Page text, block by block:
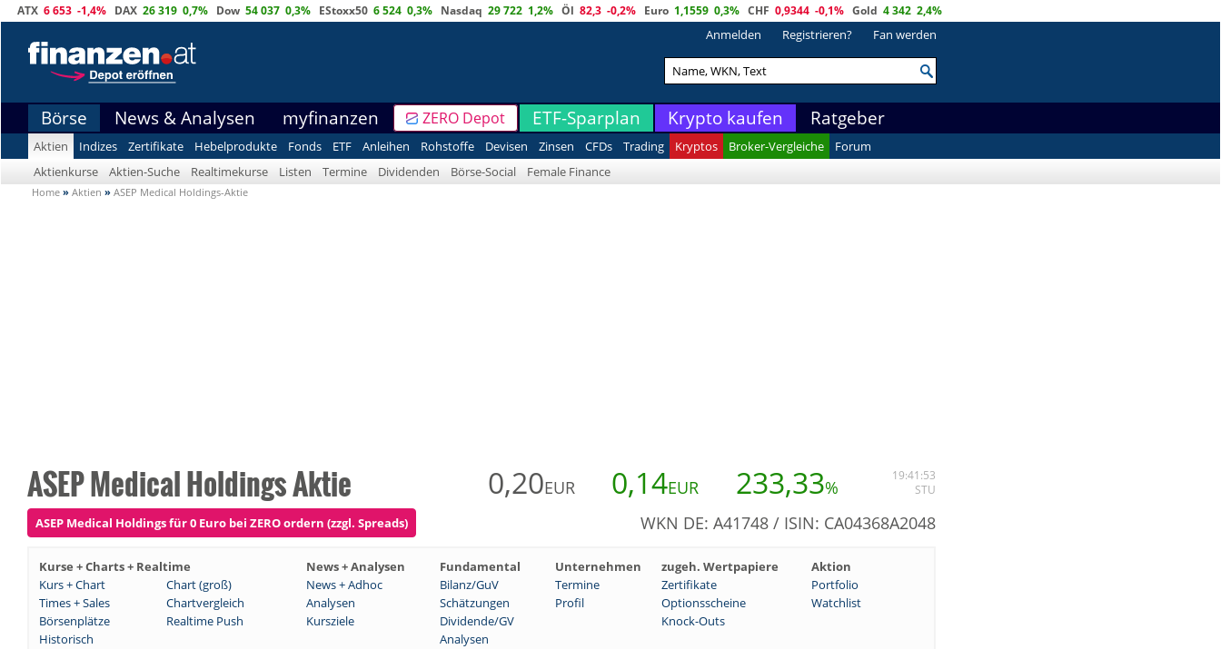
ATX 6 653 -1,4% DAX 26 319 0,7% Dow 54 037 0,3% EStoxx50 6 524 0,3% Nasdaq 29 722 1,2% Öl 82,3 -0,2% Euro 1,1559 0,3% CHF 0,9344 -0,1% Gold 4 342 2,4%
Anmelden Registrieren? Fan werden
Börse News & Analysen myfinanzen ZERO Depot ETF-Sparplan Krypto kaufen Ratgeber
Aktien Indizes Zertifikate Hebelprodukte Fonds ETF Anleihen Rohstoffe Devisen Zinsen CFDs Trading Kryptos Broker-Vergleiche
Forum
Aktienkurse
Aktien-Suche Realtimekurse Listen Termine Dividenden Börse-Social Female Finance
Home » Aktien » ASEP Medical Holdings-Aktie
ASEP Medical Holdings Aktie 0,20EUR 0,14EUR 233,33%
19:41:53
STU
ASEP Medical Holdings für 0 Euro bei ZERO ordern (zzgl. Spreads) WKN DE: A41748 / ISIN: CA04368A2048
Kurse + Charts + Realtime News + Analysen Fundamental Unternehmen zugeh. Wertpapiere
Aktion
Kurs + Chart
Chart (groß) News + Adhoc Bilanz/GuV Termine Zertifikate
Portfolio
Times + Sales
Chartvergleich Analysen Schätzungen Profil Optionsscheine
Watchlist
Börsenplätze
Realtime Push Kursziele Dividende/GV
Knock-Outs
Historisch
Analysen